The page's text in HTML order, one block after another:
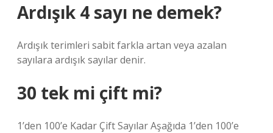
Ardışık 4 sayı ne demek?
Ardışık terimleri sabit farkla artan veya azalan
sayılara ardışık sayılar denir.
30 tek mi çift mi?
1’den 100’e Kadar Çift Sayılar Aşağıda 1’den 100’e